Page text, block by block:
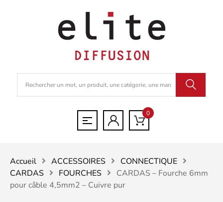
0
Accueil ACCESSOIRES
CONNECTIQUE
CARDAS
FOURCHES
CARDAS – Fourche 6mm
pour câble 4,5mm2 – Cuivre pur